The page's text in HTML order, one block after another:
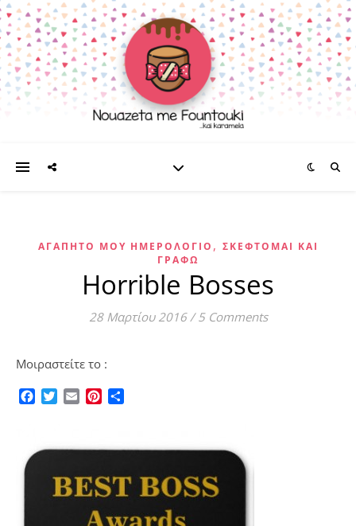
ΑΓΑΠΗΤΌ ΜΟΥ ΗΜΕΡΟΛΌΓΙΟ , ΣΚΈΦΤΟΜΑΙ ΚΑΙ
ΓΡΆΦΩ
Horrible Bosses
28 Μαρτίου 2016 / 5 Comments
Μοιραστείτε το :
Facebook
TwitterEmailPinterest